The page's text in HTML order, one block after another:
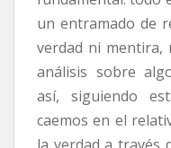
un entramado de
verdad ni mentira,
análisis sobre
así, siguiendo
caemos en el